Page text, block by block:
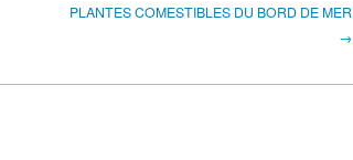
PLANTES COMESTIBLES DU BORD DE MER
→